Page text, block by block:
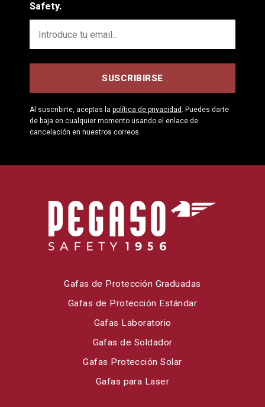
Safety.
Al suscribirte, aceptas la política de privacidad . Puedes darte
de baja en cualquier momento usando el enlace de
cancelación en nuestros correos.
Gafas de Protección Graduadas
Gafas de Protección Estándar
Gafas Laboratorio
Gafas de Soldador
Gafas Protección Solar
Gafas para Laser